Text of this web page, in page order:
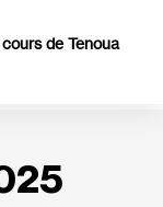
de Tenoua